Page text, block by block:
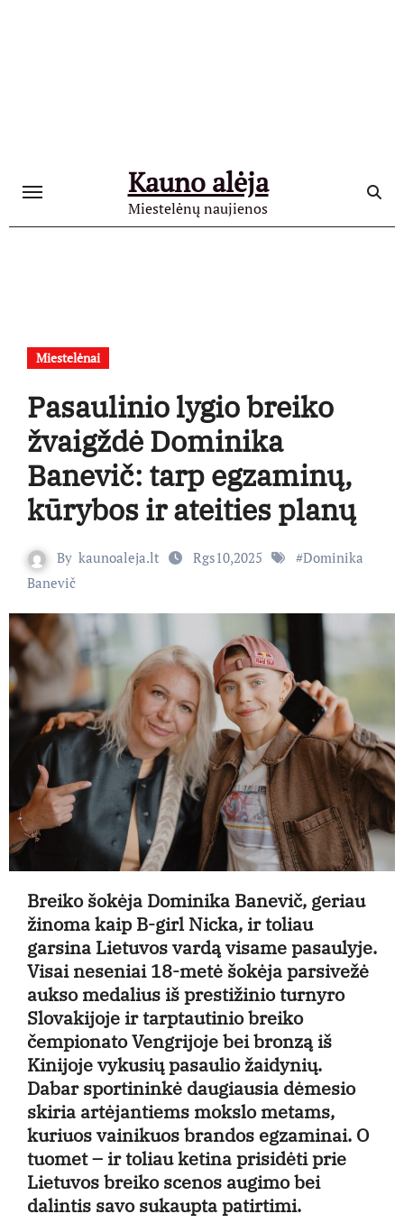
Kauno alėja
Miestelėnų naujienos
Miestelėnai
Pasaulinio lygio breiko
žvaigždė Dominika
Banevič: tarp egzaminų,
kūrybos ir ateities planų
By kaunoaleja.lt Rgs10,2025 #Dominika
Banevič
Breiko šokėja Dominika Banevič, geriau
žinoma kaip B-girl Nicka, ir toliau
garsina Lietuvos vardą visame pasaulyje.
Visai neseniai 18-metė šokėja parsivežė
aukso medalius iš prestižinio turnyro
Slovakijoje ir tarptautinio breiko
čempionato Vengrijoje bei bronzą iš
Kinijoje vykusių pasaulio žaidynių.
Dabar sportininkė daugiausia dėmesio
skiria artėjantiems mokslo metams,
kuriuos vainikuos brandos egzaminai. O
tuomet – ir toliau ketina prisidėti prie
Lietuvos breiko scenos augimo bei
dalintis savo sukaupta patirtimi.